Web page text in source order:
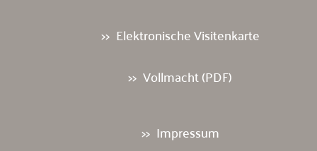
Elektronische Visitenkarte
Vollmacht (PDF)
Impressum